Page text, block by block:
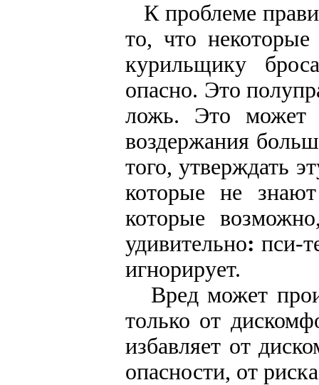
К проблеме
то, что
курильщику
опасно. Это
ложь. Это может
воздержания
того, утверждать
которые не
которые
удивительно: пси-
игнорирует.
Вред может
только от
избавляет от
опасности, от